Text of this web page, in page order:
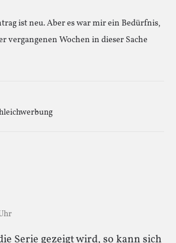
ist neu. Aber es war mir ein Bedürfnis,
vergangenen Wochen in dieser Sache
Serie gezeigt wird, so kann sich